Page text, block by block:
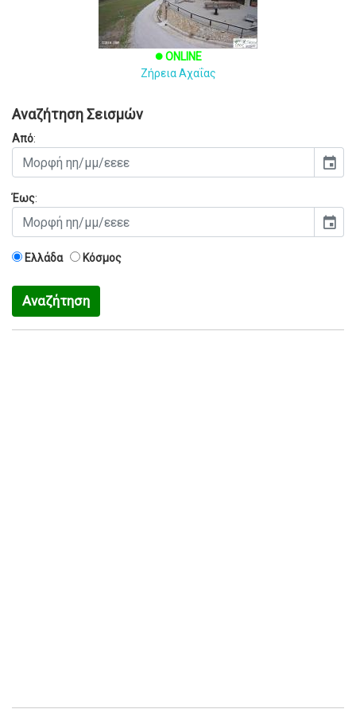
brightness_1 ONLINE
Ζήρεια Αχαΐας
Αναζήτηση Σεισμών
Από:
event
Έως:
event
Ελλάδα Κόσμος
Αναζήτηση